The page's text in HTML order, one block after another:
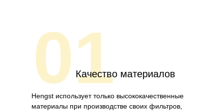
01Качество материалов
Hengst использует только высококачественные
материалы при производстве своих фильтров,